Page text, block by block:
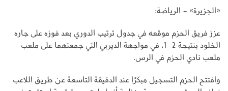
«الجزيرة» - الرياضة:
عزز فريق الحزم موقعه في جدول ترتيب الدوري بعد فوزه على جاره
الخلود بنتيجة 2-1، في مواجهة الديربي التي جمعتهما على ملعب
ملعب نادي الحزم في الرس.
وافتتح الحزم التسجيل مبكرًا عند الدقيقة التاسعة عن طريق اللاعب